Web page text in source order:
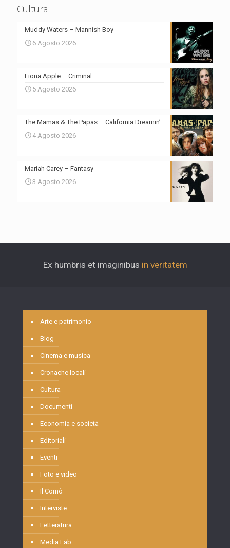
Cultura
Muddy Waters – Mannish Boy
6 Agosto 2026
Fiona Apple – Criminal
5 Agosto 2026
The Mamas & The Papas – California Dreamin’
4 Agosto 2026
Mariah Carey – Fantasy
3 Agosto 2026
Ex humbris et imaginibus in veritatem
Arte e patrimonio
Blog
Cinema e musica
Cronache locali
Cultura
Documenti
Economia e società
Editoriali
Eventi
Foto e video
Il Comò
Interviste
Letteratura
Media Lab